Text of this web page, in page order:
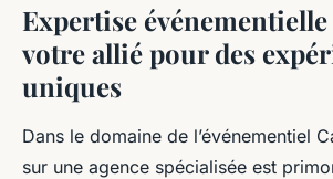
Expertise événementielle
votre allié pour des
uniques
Dans le domaine de l’événementiel
sur une agence spécialisée est